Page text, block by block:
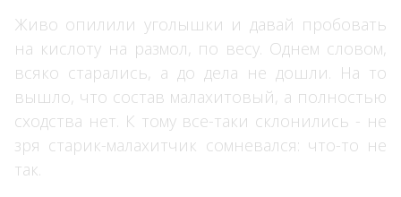
Живо опилили уголышки и давай пробовать
на кислоту на размол, по весу. Однем словом,
всяко старались, а до дела не дошли. На то
вышло, что состав малахитовый, а полностью
сходства нет. К тому все-таки склонились - не
зря старик-малахитчик сомневался: что-то не
так.